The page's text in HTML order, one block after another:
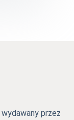
wydawany przez